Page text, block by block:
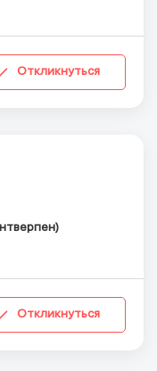
Откликнуться
Откликнуться